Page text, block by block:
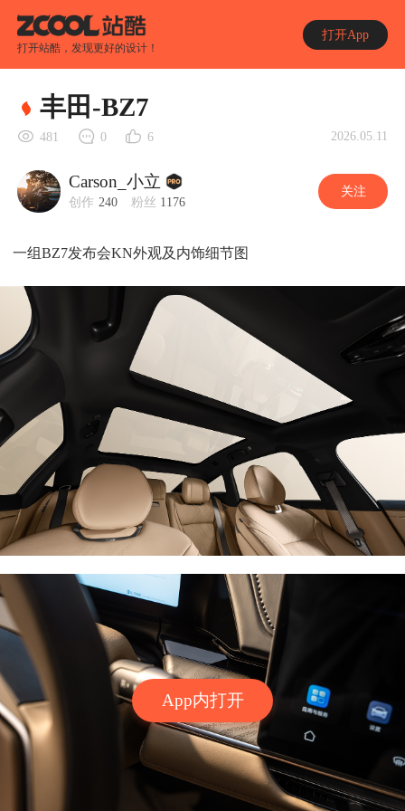
打开站酷，发现更好的设计！
打开App
App内打开
丰田-BZ7
481 0 6 2026.05.11
Carson_小立
创作 240 粉丝 1176
关注
一组BZ7发布会KN外观及内饰细节图